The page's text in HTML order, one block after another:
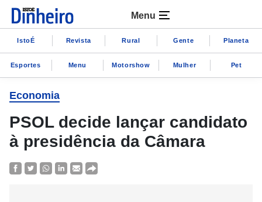
Menu
IstoÉ Revista Rural Gente Planeta
Esportes Menu Motorshow Mulher Pet
Economia
PSOL decide lançar candidato
à presidência da Câmara